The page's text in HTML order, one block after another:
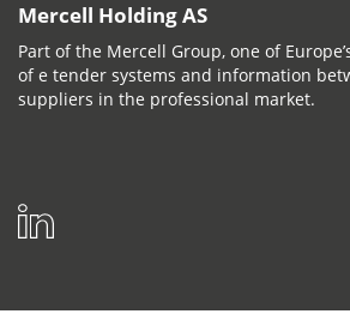
Mercell Holding AS
Part of the Mercell Group, one of
of e tender systems and information
suppliers in the professional market.